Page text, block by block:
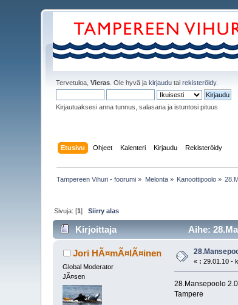
Tervetuloa,Vieras . Ole hyvä jakirjaudu tairekisteröidy.
Kirjautuaksesi anna tunnus, salasana ja istuntosi pituus
Etusivu Ohjeet Kalenteri Kirjaudu Rekisteröidy
Tampereen Vihuri - foorumi » Melonta» Kanoottipoolo »
Sivuja: [1]Siirry alas
Kirjoittaja Aihe:
Jori HÃ¤mÃ¤lÃ¤inen
Global Moderator
JÃ¤sen
« : 29.01.10 -
28.Mansepoolo
Tampere